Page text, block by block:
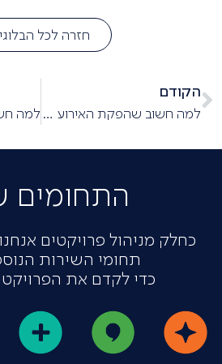
חזרה לכל
הקודם
למה חשוב שהפקת האירוע שלכם תהיה מחוברת לחזון החברה?2
התחומים
כחלק מניהול פרויקטים
תחומי השירות
כדי לקדם את